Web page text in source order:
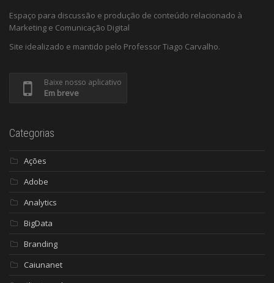
Espaço para discussão e produção de conteúdo relacionado à
Marketing e Comunicação Digital
Site idealizado e mantido pelo Professor Tiago Carvalho.
Baixe nosso aplicativo
Em breve
Categorias
Ações
Adobe
Analytics
BigData
Branding
Caiunanet